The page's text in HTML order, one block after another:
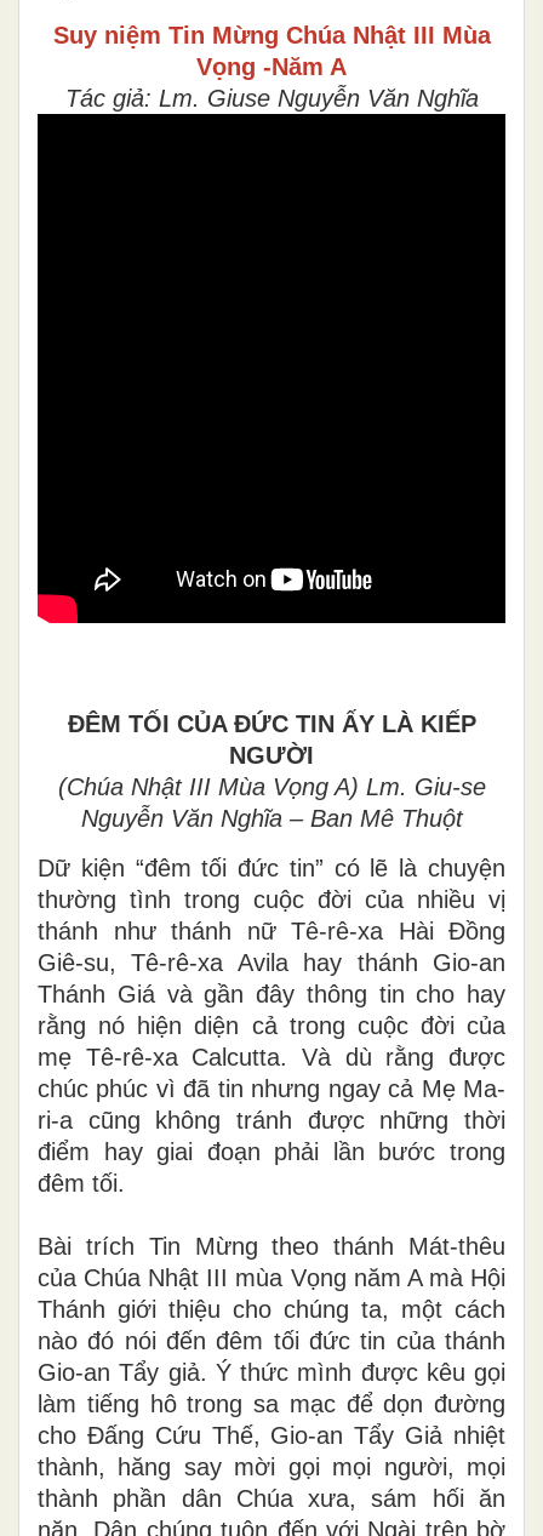
Suy niệm Tin Mừng Chúa Nhật III Mùa
Vọng -Năm A
Tác giả: Lm. Giuse Nguyễn Văn Nghĩa
ĐÊM TỐI CỦA ĐỨC TIN ẤY LÀ KIẾP
NGƯỜI
(Chúa Nhật III Mùa Vọng A) Lm. Giu-se
Nguyễn Văn Nghĩa – Ban Mê Thuột
Dữ kiện “đêm tối đức tin” có lẽ là chuyện
thường tình trong cuộc đời của nhiều vị
thánh như thánh nữ Tê-rê-xa Hài Đồng
Giê-su, Tê-rê-xa Avila hay thánh Gio-an
Thánh Giá và gần đây thông tin cho hay
rằng nó hiện diện cả trong cuộc đời của
mẹ Tê-rê-xa Calcutta. Và dù rằng được
chúc phúc vì đã tin nhưng ngay cả Mẹ Ma-
ri-a cũng không tránh được những thời
điểm hay giai đoạn phải lần bước trong
đêm tối.
Bài trích Tin Mừng theo thánh Mát-thêu
của Chúa Nhật III mùa Vọng năm A mà Hội
Thánh giới thiệu cho chúng ta, một cách
nào đó nói đến đêm tối đức tin của thánh
Gio-an Tẩy giả. Ý thức mình được kêu gọi
làm tiếng hô trong sa mạc để dọn đường
cho Đấng Cứu Thế, Gio-an Tẩy Giả nhiệt
thành, hăng say mời gọi mọi người, mọi
thành phần dân Chúa xưa, sám hối ăn
năn. Dân chúng tuôn đến với Ngài trên bờ